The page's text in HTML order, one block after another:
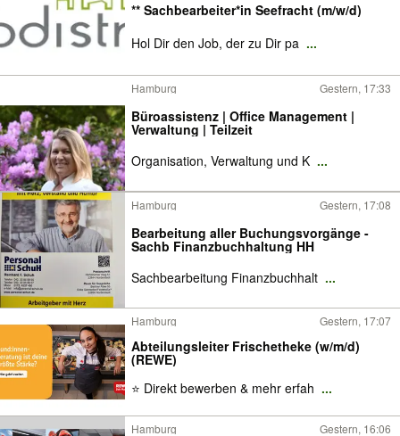
** Sachbearbeiter*in Seefracht (m/w/d)
Hol Dir den Job, der zu Dir pa ...
Hamburg Gestern, 17:33
Büroassistenz | Office Management |
Verwaltung | Teilzeit
Organisation, Verwaltung und K ...
Hamburg Gestern, 17:08
Bearbeitung aller Buchungsvorgänge -
Sachb Finanzbuchhaltung HH
Sachbearbeitung Finanzbuchhalt ...
Hamburg Gestern, 17:07
Abteilungsleiter Frischetheke (w/m/d)
(REWE)
⭐ Direkt bewerben & mehr erfah ...
Hamburg Gestern, 16:06